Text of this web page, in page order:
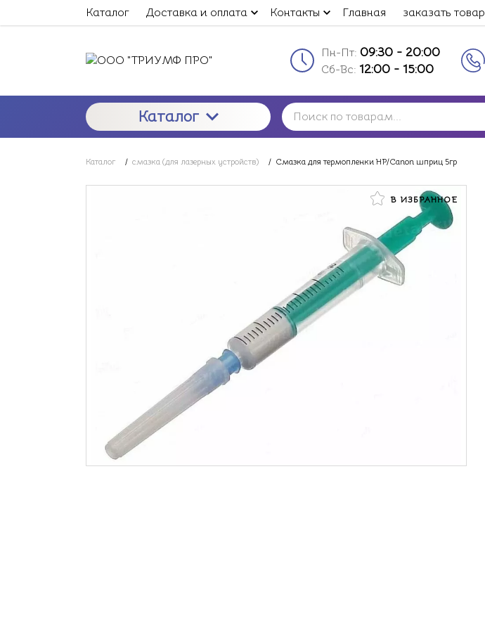
Каталог Доставка и оплата Контакты Главная заказать товар
Пн-Пт: 09:30 - 20:00
Сб-Вс: 12:00 - 15:00
Каталог
Каталог / смазка (для лазерных устройств) / Смазка для термопленки HP/Canon шприц 5гр
В ИЗБРАННОЕ